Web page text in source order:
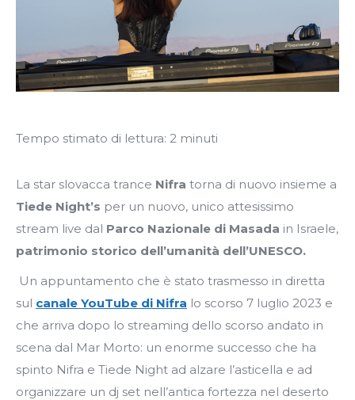
Tempo stimato di lettura: 2 minuti
La star slovacca trance Nifra torna di nuovo insieme a
Tiede Night’s per un nuovo, unico attesissimo
stream live dal Parco Nazionale di Masada in Israele,
patrimonio storico dell’umanità dell’UNESCO.
Un appuntamento che è stato trasmesso in diretta
sul canale YouTube di Nifra lo scorso 7 luglio 2023 e
che arriva dopo lo streaming dello scorso andato in
scena dal Mar Morto: un enorme successo che ha
spinto Nifra e Tiede Night ad alzare l’asticella e ad
organizzare un dj set nell’antica fortezza nel deserto